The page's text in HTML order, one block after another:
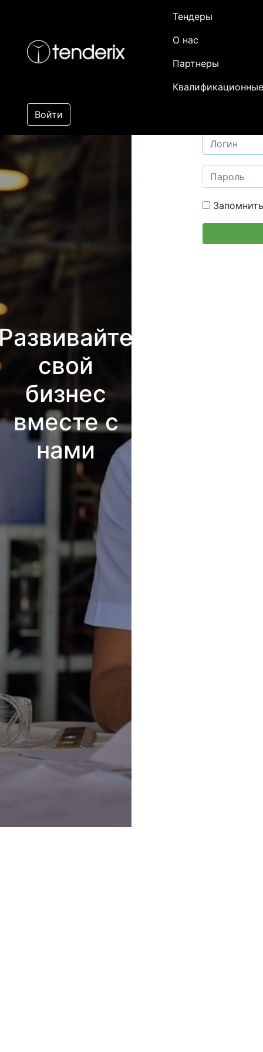
Тендеры
О нас
Партнеры
Войти
свой
бизнес
вместе с
нами